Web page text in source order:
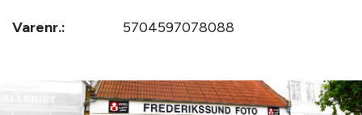
Varenr.: 5704597078088